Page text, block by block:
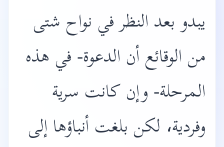
يبدو بعد النظر في نواح شتى
من الوقائع أن الدعوة- في هذه
المرحلة- وإن كانت سرية
وفردية، لكن بلغت أنباؤها إلى